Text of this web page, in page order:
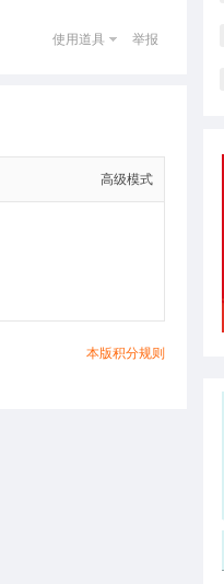
使用道具 举报
高级模式
本版积分规则